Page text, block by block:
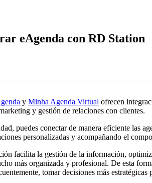
eAgenda con RD Station
y Minha Agenda Virtual ofrecen
y gestión de relaciones con clientes.
puedes conectar de manera eficiente las
personalizadas y acompañando el
facilita la gestión de la información,
más organizada y profesional. De esta
tomar decisiones más